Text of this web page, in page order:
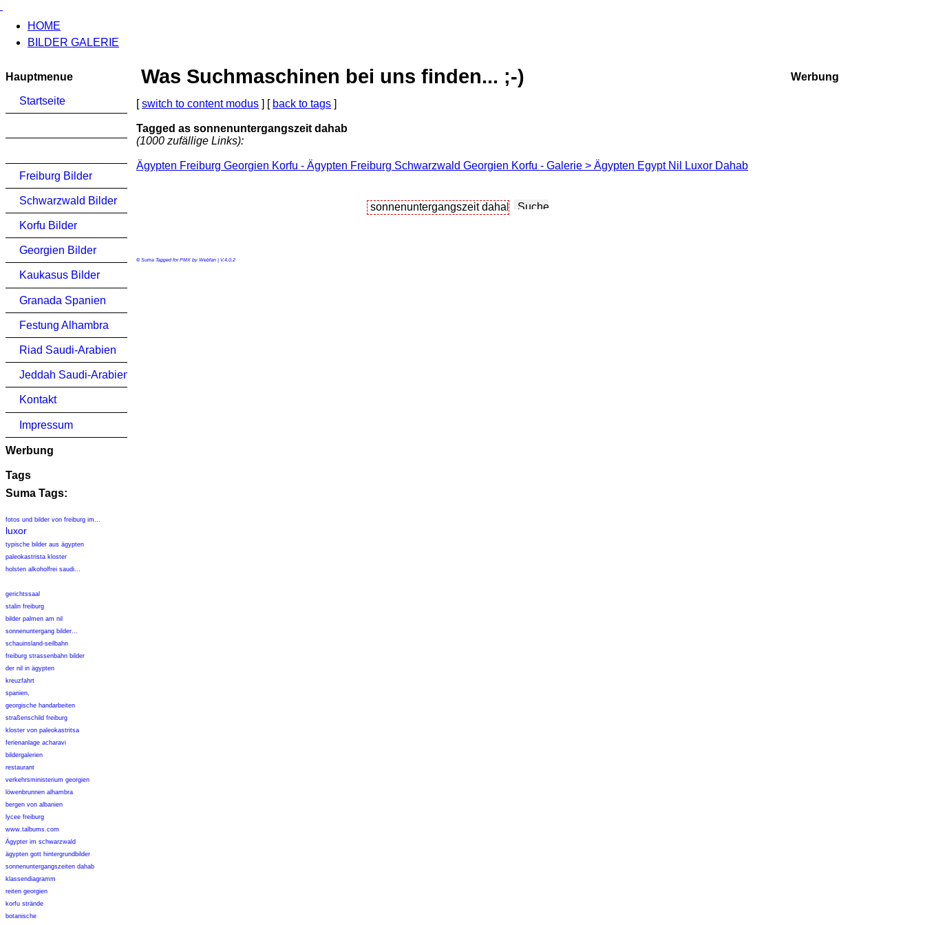
HOME
BILDER GALERIE
Hauptmenue
Startseite
Freiburg Bilder
Schwarzwald Bilder
Korfu Bilder
Georgien Bilder
Kaukasus Bilder
Granada Spanien
Festung Alhambra
Riad Saudi-Arabien
Jeddah Saudi-Arabien
Kontakt
Impressum
Werbung
Tags
Suma Tags:
fotos und bilder von freiburg im...
luxor
typische bilder aus ägypten
paleokastrista kloster
holsten alkoholfrei saudi...
gerichtssaal
stalin freiburg
bilder palmen am nil
sonnenuntergang bilder...
schauinsland-seilbahn
freiburg strassenbahn bilder
der nil in ägypten
kreuzfahrt
spanien,
georgische handarbeiten
straßenschild freiburg
kloster von paleokastritsa
ferienanlage acharavi
bildergalerien
restaurant
verkehrsministerium georgien
löwenbrunnen alhambra
bergen von albanien
lycee freiburg
www.talbums.com
Ägypter im schwarzwald
ägypten gott hintergrundbilder
sonnenuntergangszeiten dahab
klassendiagramm
reiten georgien
korfu strände
botanische
Was Suchmaschinen bei uns finden... ;-)
[switch to content modus ] [ back to tags ]
Tagged as sonnenuntergangszeit dahab
(1000 zufällige Links):
Ägypten Freiburg Georgien Korfu - Ägypten Freiburg Schwarzwald Georgien Korfu - Galerie > Ägypten Egypt Nil Luxor Dahab
© Suma Tagged for PMX by Webfan | V.4.0.2
Werbung